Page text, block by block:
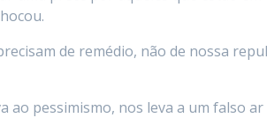
de remédio, não de nossa
ao pessimismo, nos leva a um falso